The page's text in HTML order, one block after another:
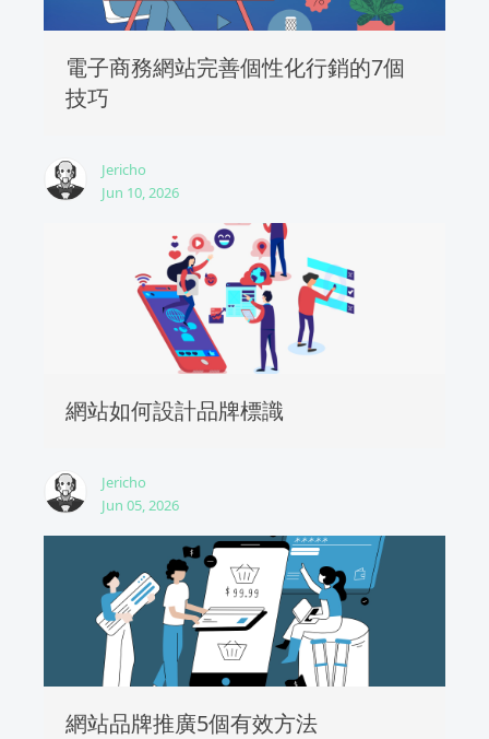
電子商務網站完善個性化行銷的7個
技巧
Jericho
Jun 10, 2026
網站如何設計品牌標識
Jericho
Jun 05, 2026
網站品牌推廣5個有效方法